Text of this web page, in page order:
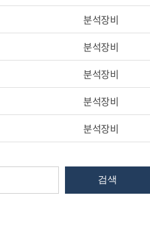
분석장비
분석장비
분석장비
분석장비
분석장비